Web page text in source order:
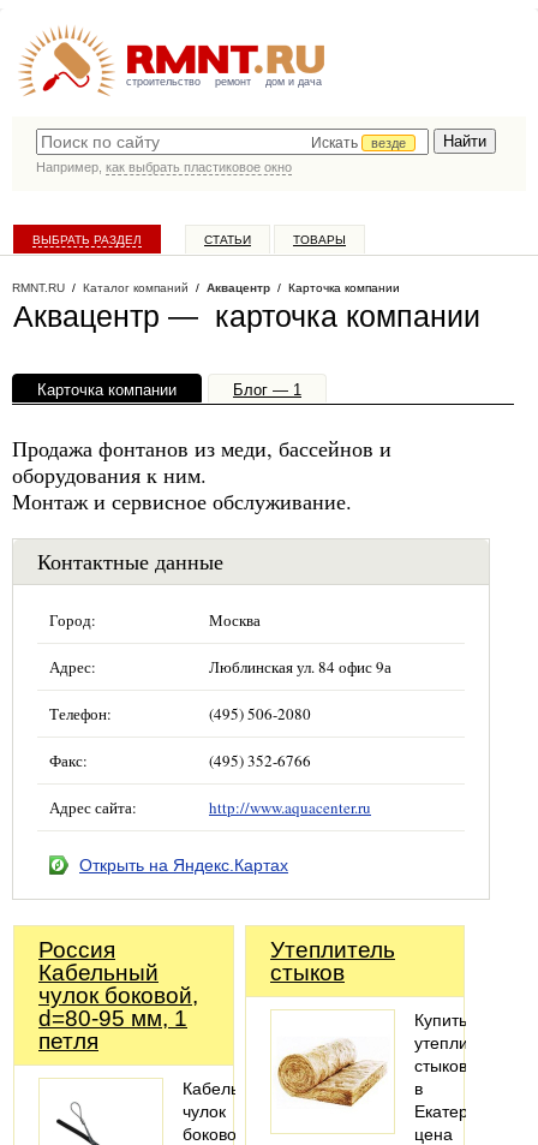
строительство ремонт дом и дача
Искать
везде
Например, как выбрать пластиковое окно
ВЫБРАТЬ РАЗДЕЛ СТАТЬИ ТОВАРЫ
RMNT.RU / Каталог компаний / Аквацентр / Карточка компании
Аквацентр — карточка компании
Карточка компании
Блог — 1
Продажа фонтанов из меди, бассейнов и
оборудования к ним.
Монтаж и сервисное обслуживание.
Контактные данные
Город: Москва
Адрес: Люблинская ул. 84 офис 9а
Телефон: (495) 506-2080
Факс: (495) 352-6766
Адрес сайта: http://www.aquacenter.ru
Открыть на Яндекс.Картах
Россия
Кабельный
чулок боковой,
d=80-95 мм, 1
петля
Кабельный
чулок
боковой
Утеплитель
стыков
Купить
утеплитель
стыков
в
Екатеринбурге,
цена